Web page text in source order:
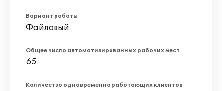
Вариант работы
Файловый
Общее число автоматизированных рабочих мест
65
Количество одновременно работающих клиентов